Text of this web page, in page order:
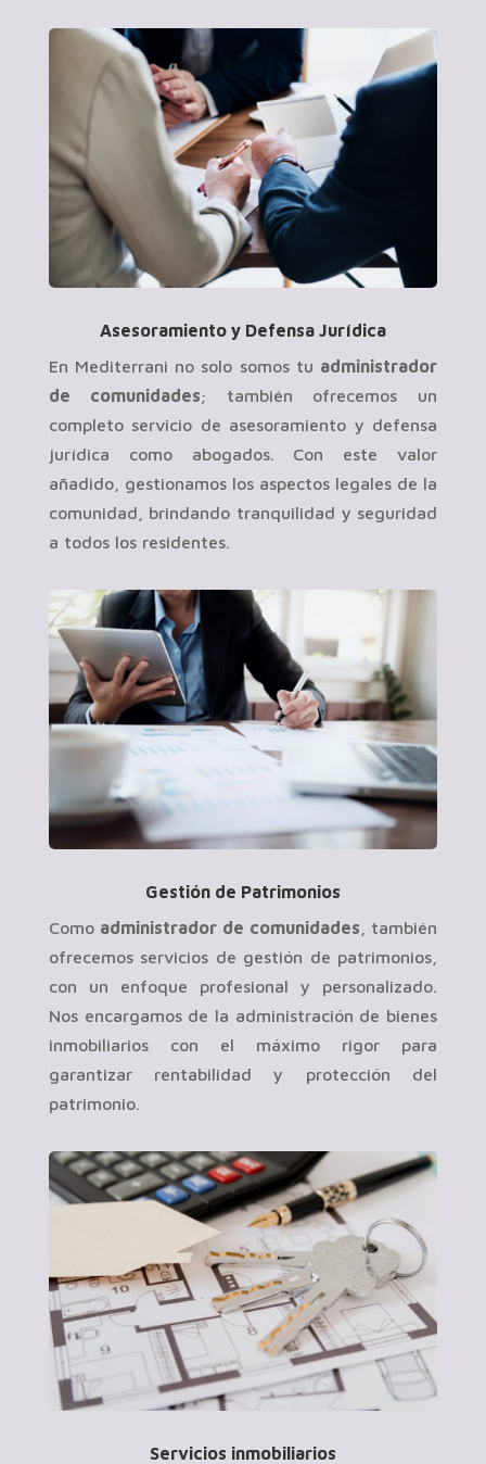
Asesoramiento y Defensa Jurídica
En Mediterrani no solo somos tu administrador
de comunidades; también ofrecemos un
completo servicio de asesoramiento y defensa
jurídica como abogados. Con este valor
añadido, gestionamos los aspectos legales de la
comunidad, brindando tranquilidad y seguridad
a todos los residentes.
Gestión de Patrimonios
Como administrador de comunidades , también
ofrecemos servicios de gestión de patrimonios,
con un enfoque profesional y personalizado.
Nos encargamos de la administración de bienes
inmobiliarios con el máximo rigor para
garantizar rentabilidad y protección del
patrimonio.
Servicios inmobiliarios